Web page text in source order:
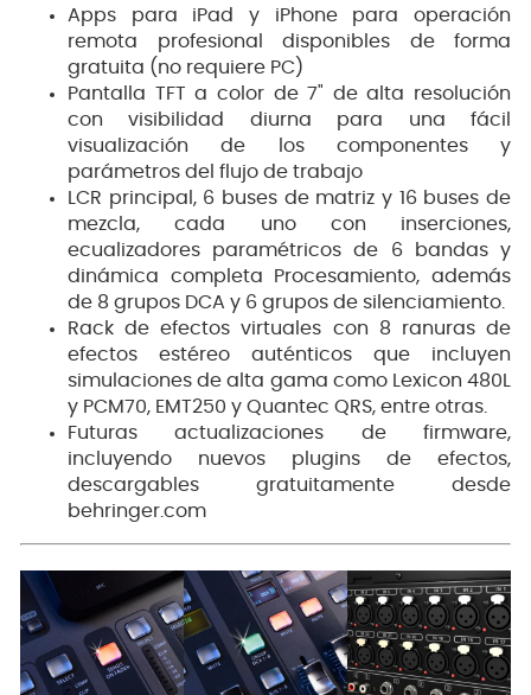
Apps para iPad y iPhone para operación
remota profesional disponibles de forma
gratuita (no requiere PC)
Pantalla TFT a color de 7" de alta resolución
con visibilidad diurna para una fácil
visualización de los componentes y
parámetros del flujo de trabajo
LCR principal, 6 buses de matriz y 16 buses de
mezcla, cada uno con inserciones,
ecualizadores paramétricos de 6 bandas y
dinámica completa Procesamiento, además
de 8 grupos DCA y 6 grupos de silenciamiento.
Rack de efectos virtuales con 8 ranuras de
efectos estéreo auténticos que incluyen
simulaciones de alta gama como Lexicon 480L
y PCM70, EMT250 y Quantec QRS, entre otras.
Futuras actualizaciones de firmware,
incluyendo nuevos plugins de efectos,
descargables gratuitamente desde
behringer.com